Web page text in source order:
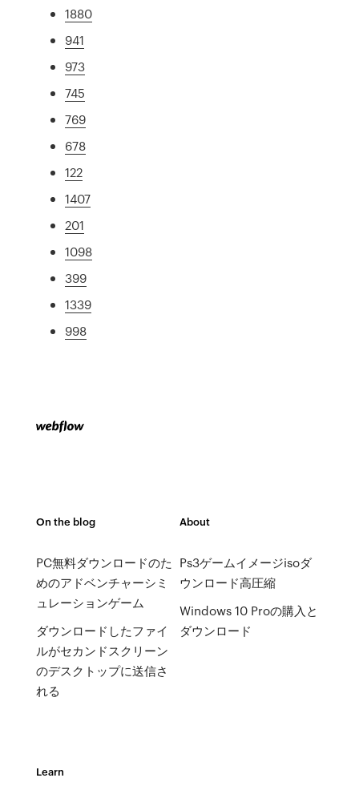
1880
941
973
745
769
678
122
1407
201
1098
399
1339
998
On the blog
PC無料ダウンロードのた
めのアドベンチャーシミ
ュレーションゲーム
ダウンロードしたファイ
ルがセカンドスクリーン
のデスクトップに送信さ
れる
About
Ps3ゲームイメージisoダ
ウンロード高圧縮
Windows 10 Proの購入と
ダウンロード
Learn